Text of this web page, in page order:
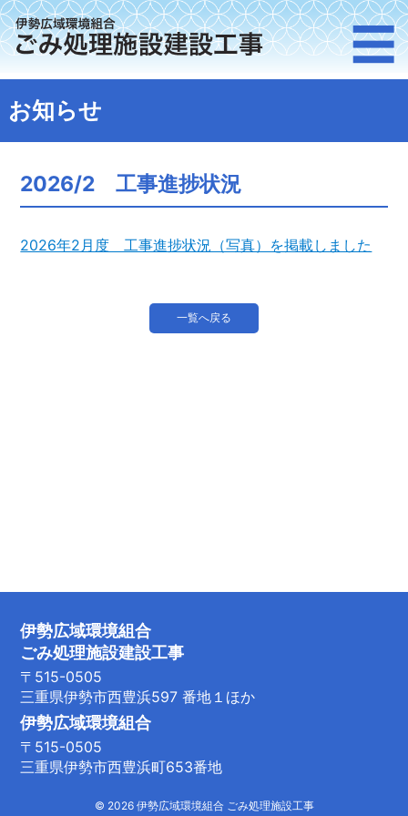
伊
勢
広
域
環
理
施
設
工
事
☰
お知らせ
2026/2 工事進捗状況
2026年2月度 工事進捗状況（写真）を掲載しました
一覧へ戻る
伊勢広域環境組合
ごみ処理施設建設工事
〒515-0505
三重県伊勢市西豊浜597 番地１ほか
伊勢広域環境組合
〒515-0505
三重県伊勢市西豊浜町653番地
© 2026 伊勢広域環境組合 ごみ処理施設工事